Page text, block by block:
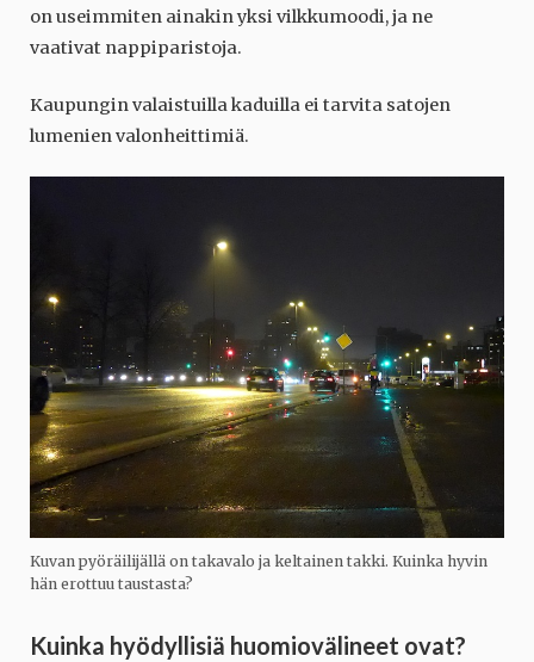
on useimmiten ainakin yksi vilkkumoodi, ja ne
vaativat nappiparistoja.
Kaupungin valaistuilla kaduilla ei tarvita satojen
lumenien valonheittimiä.
Kuvan pyöräilijällä on takavalo ja keltainen takki. Kuinka hyvin
hän erottuu taustasta?
Kuinka hyödyllisiä huomiovälineet ovat?